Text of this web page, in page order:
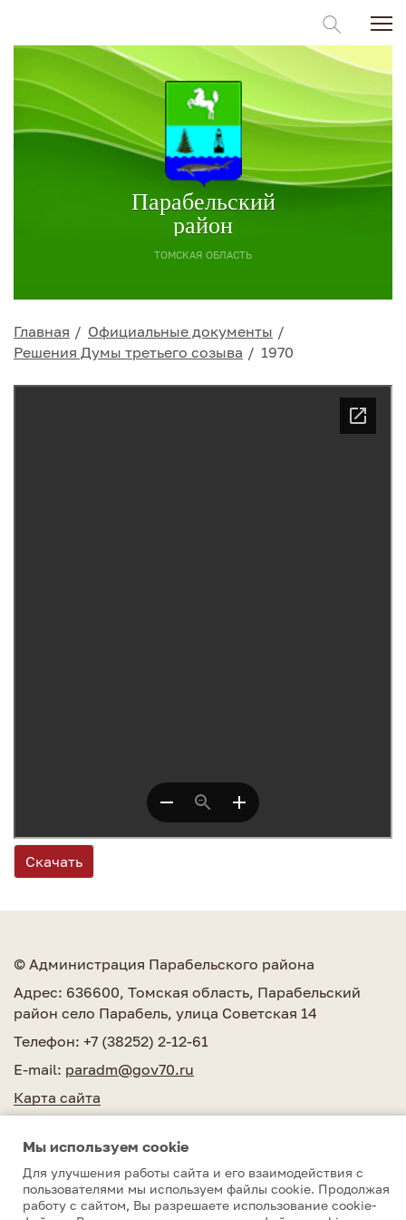
Парабельский
район
ТОМСКАЯ ОБЛАСТЬ
Главная
Официальные документы
Решения Думы третьего созыва
1970
Скачать
© Администрация Парабельского района
Адрес: 636600, Томская область, Парабельский
район село Парабель, улица Советская 14
Телефон: +7 (38252) 2-12-61
E-mail: paradm@gov70.ru
Карта сайта
Мы используем сookie
Для улучшения работы сайта и его взаимодействия с
пользователями мы используем файлы cookie. Продолжая
работу с сайтом, Вы разрешаете использование cookie-